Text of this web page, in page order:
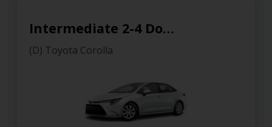
Intermediate 2-4 Door